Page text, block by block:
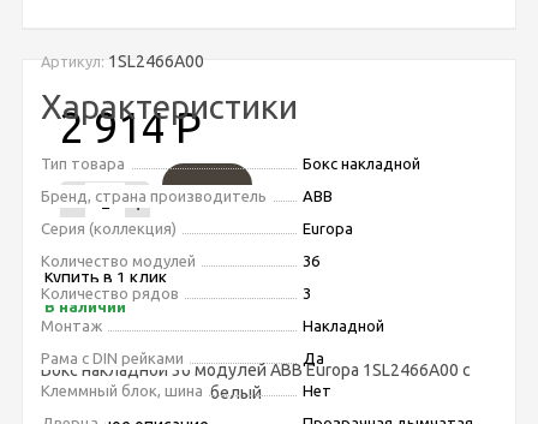
Артикул: 1SL2466A00
2 914Р
- +
Купить в 1 клик
В наличии
Бокс накладной 36 модулей ABB Europa 1SL2466A00 с
прозрачной дверцей белый
Характеристики
Тип товара
Бокс накладной
Бренд, страна производитель
ABB
Серия (коллекция)
Europa
Количество модулей
36
Количество рядов
3
Монтаж
Накладной
Рама с DIN рейками
Да
Клеммный блок, шина
Нет